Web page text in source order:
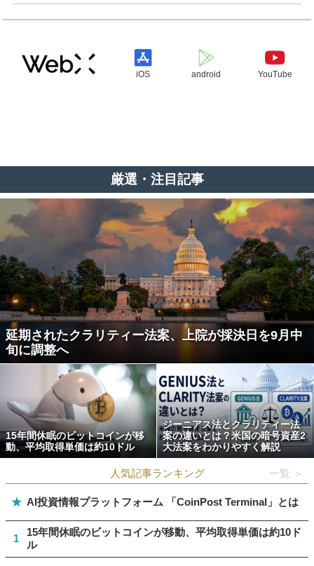
iOS android YouTube
厳選・注目記事
延期されたクラリティー法案、上院が採決日を9月中
旬に調整へ
15年間休眠のビットコインが移
動、平均取得単価は約10ドル
ジーニアス法とクラリティー法
案の違いとは？米国の暗号資産2
大法案をわかりやすく解説
人気記事ランキング 一覧 ＞
★ AI投資情報プラットフォーム 「CoinPost Terminal」とは
1
15年間休眠のビットコインが移動、平均取得単価は約10ド
ル